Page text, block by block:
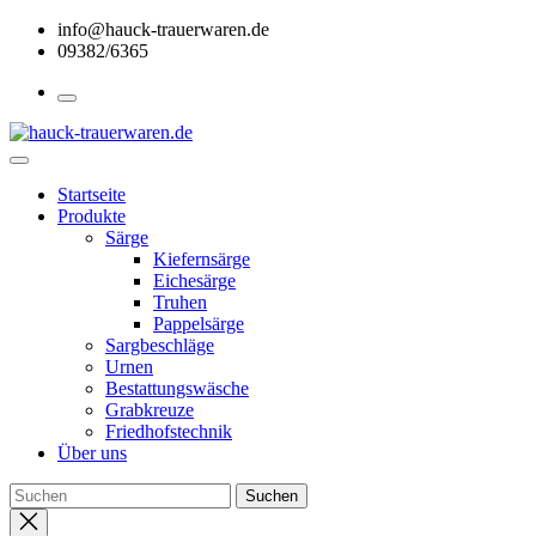
Skip
content
info@hauck-trauerwaren.de
09382/6365
Startseite
Produkte
Särge
Kiefernsärge
Eichesärge
Truhen
Pappelsärge
Sargbeschläge
Urnen
Bestattungswäsche
Grabkreuze
Friedhofstechnik
Über uns
Close